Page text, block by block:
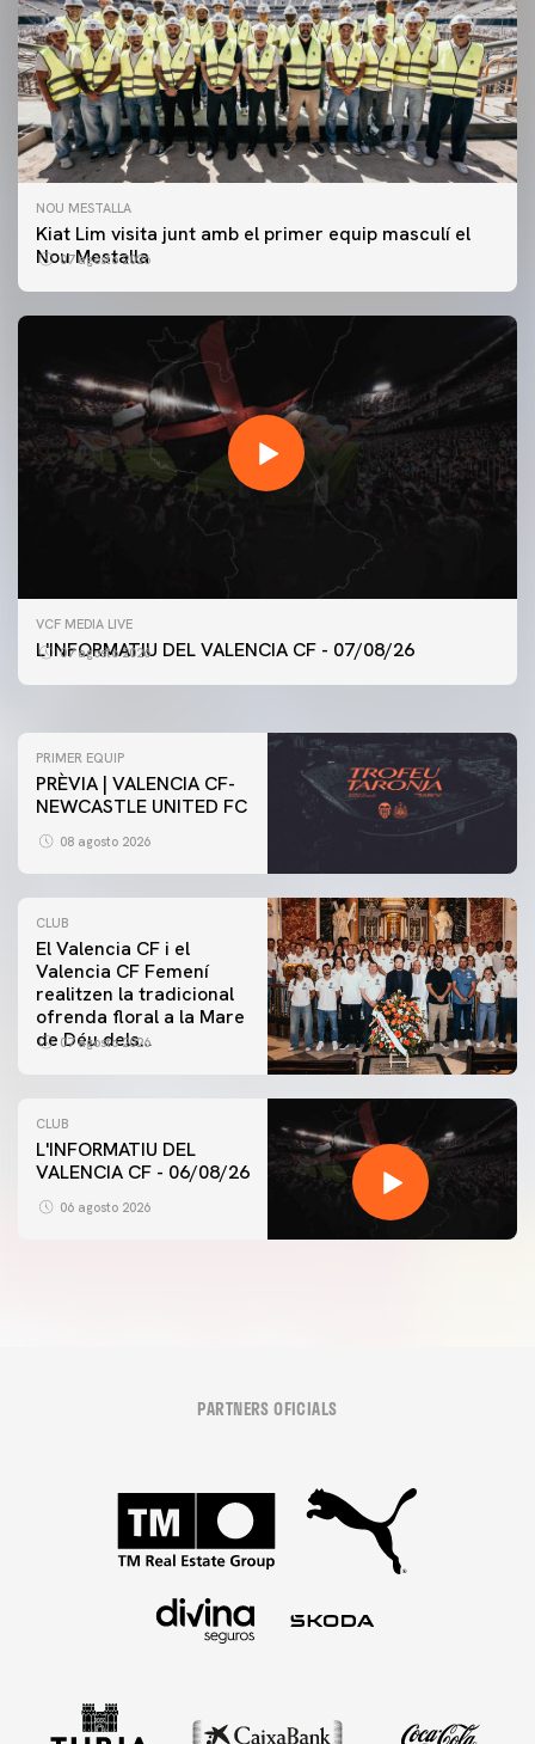
NOU MESTALLA
Kiat Lim visita junt amb el primer equip masculí el
Nou Mestalla
07 agosto 2026
VCF MEDIA LIVE
L'INFORMATIU DEL VALENCIA CF - 07/08/26
07 agosto 2026
PRIMER EQUIP
ENTRENAMENT DEL VALENCIA CF 7/8/2026
PRIMER EQUIP
PRÈVIA | VALENCIA CF-
NEWCASTLE UNITED FC
08 agosto 2026
CLUB
El Valencia CF i el
Valencia CF Femení
realitzen la tradicional
ofrenda floral a la Mare
de Déu dels
07 agosto 2026
CLUB
L'INFORMATIU DEL
VALENCIA CF - 06/08/26
06 agosto 2026
PARTNERS OFICIALS